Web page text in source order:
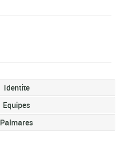
Identite
Equipes
Palmares